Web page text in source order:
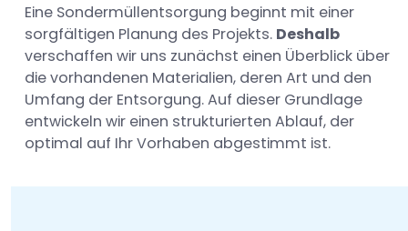
Eine Sondermüllentsorgung beginnt mit einer
sorgfältigen Planung des Projekts. Deshalb
verschaffen wir uns zunächst einen Überblick über
die vorhandenen Materialien, deren Art und den
Umfang der Entsorgung. Auf dieser Grundlage
entwickeln wir einen strukturierten Ablauf, der
optimal auf Ihr Vorhaben abgestimmt ist.